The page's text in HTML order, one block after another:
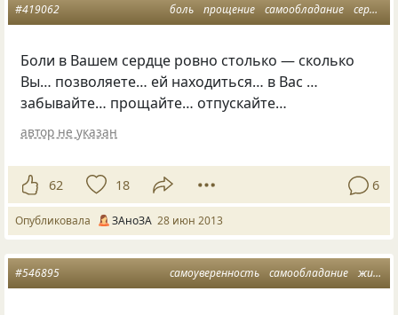
боль прощение самообладание сердце
#419062
Боли в Вашем сердце ровно столько — сколько
Вы… позволяете… ей находиться… в Вас …
забывайте… прощайте… отпускайте…
автор не указан
62 18 6
Опубликовала ЗАноЗА 28 июн 2013
самоуверенность самообладание жизненная позиция
#546895